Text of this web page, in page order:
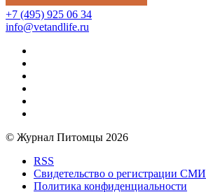
+7 (495) 925 06 34
info@vetandlife.ru
© Журнал Питомцы 2026
RSS
Свидетельство о регистрации СМИ
Политика конфиденциальности